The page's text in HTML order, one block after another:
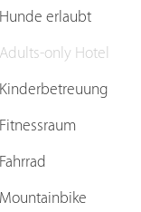
Hunde erlaubt
Adults-only Hotel
Kinderbetreuung
Fitnessraum
Fahrrad
Mountainbike